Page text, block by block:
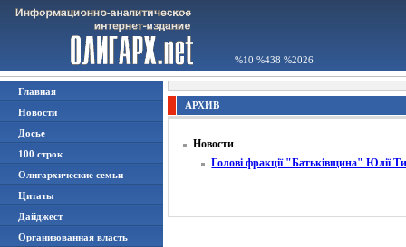
%10 %438 %2026
Главная
Новости
Досье
100 строк
Олигархические семьи
Цитаты
Дайджест
Организованная власть
АРХИВ
Новости
Голові фракції "Батьківщина" Юлії